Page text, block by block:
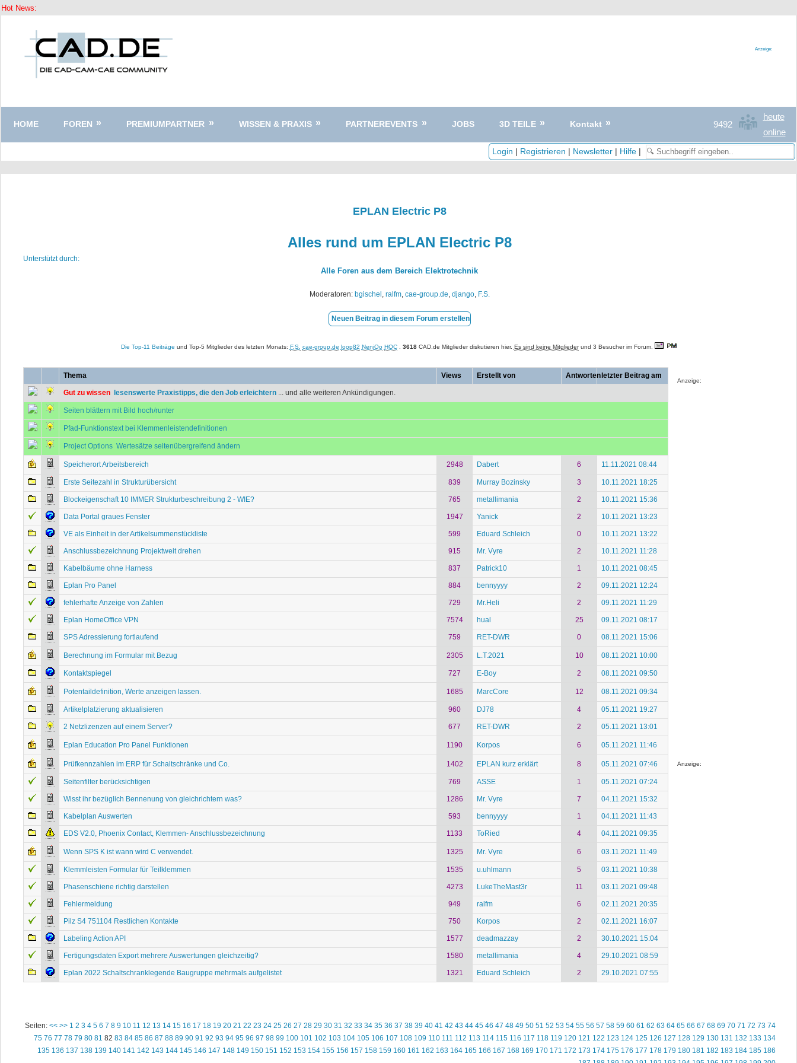
Hot News:
springen
Anzeige:
HOME FOREN PREMIUMPARTNER WISSEN & PRAXIS PARTNEREVENTS JOBS 3D TEILE Kontakt 9492
heute
online
Login | Registrieren | Newsletter| Hilfe|
Unterstützt durch:
EPLAN Electric P8
Alles rund um EPLAN Electric P8
Alle Foren aus dem Bereich Elektrotechnik
Moderatoren: bgischel , ralfm, cae-group.de, django, F.S.
Neuen Beitrag in diesem Forum erstellen
Die Top-11 Beiträge und Top-5 Mitglieder des letzten Monats: F.S. cae-group.de loop82 NenjOo HOC. 3618CAD.de Mitglieder diskutieren hier. Es sind keine Mitgliederund 3 Besucher im Forum.
Thema Views Erstellt von Antworten letzter Beitrag am
Gut zu wissen  lesenswerte Praxistipps, die den Job erleichtern ... und alle weiteren Ankündigungen.
Seiten blättern mit Bild hoch/runter
Pfad-Funktionstext bei Klemmenleistendefinitionen
Project Options  Wertesätze seitenübergreifend ändern
Speicherort Arbeitsbereich 2948 Dabert 6 11.11.2021 08:44
Erste Seitezahl in Strukturübersicht 839 Murray Bozinsky 3 10.11.2021 18:25
Blockeigenschaft 10 IMMER Strukturbeschreibung 2 - WIE? 765 metallimania 2 10.11.2021 15:36
Data Portal graues Fenster 1947 Yanick 2 10.11.2021 13:23
VE als Einheit in der Artikelsummenstückliste 599 Eduard Schleich 0 10.11.2021 13:22
Anschlussbezeichnung Projektweit drehen 915 Mr. Vyre 2 10.11.2021 11:28
Kabelbäume ohne Harness 837 Patrick10 1 10.11.2021 08:45
Eplan Pro Panel 884 bennyyyy 2 09.11.2021 12:24
fehlerhafte Anzeige von Zahlen 729 Mr.Heli 2 09.11.2021 11:29
Eplan HomeOffice VPN 7574 hual 25 09.11.2021 08:17
SPS Adressierung fortlaufend 759 RET-DWR 0 08.11.2021 15:06
Berechnung im Formular mit Bezug 2305 L.T.2021 10 08.11.2021 10:00
Kontaktspiegel 727 E-Boy 2 08.11.2021 09:50
Potentaildefinition, Werte anzeigen lassen. 1685 MarcCore 12 08.11.2021 09:34
Artikelplatzierung aktualisieren 960 DJ78 4 05.11.2021 19:27
2 Netzlizenzen auf einem Server? 677 RET-DWR 2 05.11.2021 13:01
Eplan Education Pro Panel Funktionen 1190 Korpos 6 05.11.2021 11:46
Prüfkennzahlen im ERP für Schaltschränke und Co. 1402 EPLAN kurz erklärt 8 05.11.2021 07:46
Seitenfilter berücksichtigen 769 ASSE 1 05.11.2021 07:24
Wisst ihr bezüglich Bennenung von gleichrichtern was? 1286 Mr. Vyre 7 04.11.2021 15:32
Kabelplan Auswerten 593 bennyyyy 1 04.11.2021 11:43
EDS V2.0, Phoenix Contact, Klemmen- Anschlussbezeichnung 1133 ToRied 4 04.11.2021 09:35
Wenn SPS K ist wann wird C verwendet. 1325 Mr. Vyre 6 03.11.2021 11:49
Klemmleisten Formular für Teilklemmen 1535 u.uhlmann 5 03.11.2021 10:38
Phasenschiene richtig darstellen 4273 LukeTheMast3r 11 03.11.2021 09:48
Fehlermeldung 949 ralfm 6 02.11.2021 20:35
Pilz S4 751104 Restlichen Kontakte 750 Korpos 2 02.11.2021 16:07
Labeling Action API 1577 deadmazzay 2 30.10.2021 15:04
Fertigungsdaten Export mehrere Auswertungen gleichzeitig? 1580 metallimania 4 29.10.2021 08:59
Eplan 2022 Schaltschranklegende Baugruppe mehrmals aufgelistet 1321 Eduard Schleich 2 29.10.2021 07:55
Anzeige:
Anzeige:
Seiten: << >> 1 2 3 4 5 6 7 8 9 10 11 12 13 14 15 16 17 18 19 20 21 22 23 24 25 26 27 28 29 30 31 32 33 34 35 36 37 38 39 40 41 42 43 44 45 46 47 48 49 50 51 52 53 54 55 56 57 58 59 60 61 62 63 64 65 66 67 68 69 70 71 72 73 74
75 76 77 78 79 80 81 82 83 84 85 86 87 88 89 90 91 92 93 94 95 96 97 98 99 100 101 102 103 104 105 106 107 108 109 110 111 112 113 114 115 116 117 118 119 120 121 122 123 124 125 126 127 128 129 130 131 132 133 134
135 136 137 138 139 140 141 142 143 144 145 146 147 148 149 150 151 152 153 154 155 156 157 158 159 160 161 162 163 164 165 166 167 168 169 170 171 172 173 174 175 176 177 178 179 180 181 182 183 184 185 186